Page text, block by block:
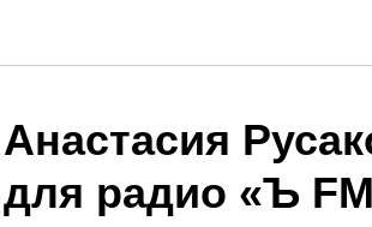
Анастасия
для радио «Ъ